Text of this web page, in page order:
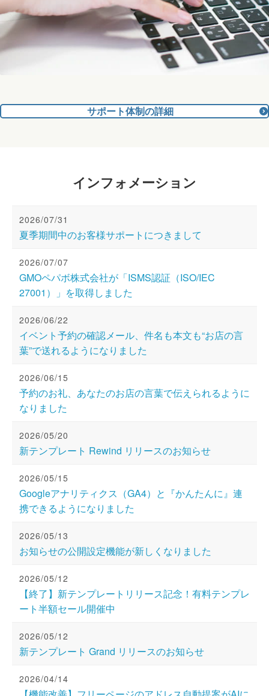
サポート体制の詳細
インフォメーション
2026/07/31
夏季期間中のお客様サポートにつきまして
2026/07/07
GMOペパボ株式会社が「ISMS認証（ISO/IEC
27001）」を取得しました
2026/06/22
イベント予約の確認メール、件名も本文も“お店の言
葉”で送れるようになりました
2026/06/15
予約のお礼、あなたのお店の言葉で伝えられるように
なりました
2026/05/20
新テンプレート Rewind リリースのお知らせ
2026/05/15
Googleアナリティクス（GA4）と『かんたんに』連
携できるようになりました
2026/05/13
お知らせの公開設定機能が新しくなりました
2026/05/12
【終了】新テンプレートリリース記念！有料テンプレ
ート半額セール開催中
2026/05/12
新テンプレート Grand リリースのお知らせ
2026/04/14